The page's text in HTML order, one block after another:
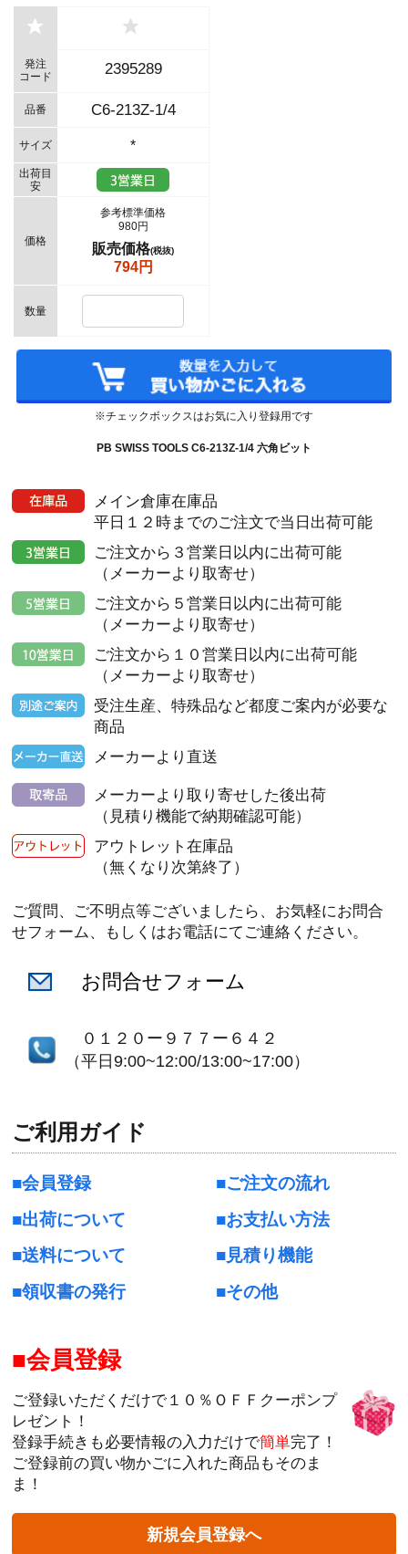
※チェックボックスはお気に入り登録用です
PB SWISS TOOLS C6-213Z-1/4 六角ビット
発注
コード
品番
サイズ
出荷目
安
価格
数量
2395289
C6-213Z-1/4
*
参考標準価格
980円
販売価格(税抜)
794円
メイン倉庫在庫品
平日１２時までのご注文で当日出荷可能
ご注文から３営業日以内に出荷可能
（メーカーより取寄せ）
ご注文から５営業日以内に出荷可能
（メーカーより取寄せ）
ご注文から１０営業日以内に出荷可能
（メーカーより取寄せ）
受注生産、特殊品など都度ご案内が必要な
商品
メーカーより直送
メーカーより取り寄せした後出荷
（見積り機能で納期確認可能）
アウトレット在庫品
（無くなり次第終了）
ご質問、ご不明点等ございましたら、お気軽にお問合
せフォーム、もしくはお電話にてご連絡ください。
お問合せフォーム
０１２０ー９７７ー６４２
（平日9:00~12:00/13:00~17:00）
ご利用ガイド
会員登録
ご注文の流れ
出荷について
お支払い方法
送料について
見積り機能
領収書の発行
その他
会員登録
ご登録いただくだけで１０％ＯＦＦクーポンプ
レゼント！
登録手続きも必要情報の入力だけで簡単完了！
ご登録前の買い物かごに入れた商品もそのま
ま！
新規会員登録へ